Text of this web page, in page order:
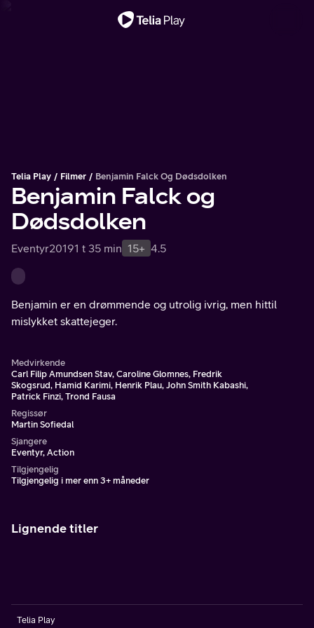
Telia Play Filmer Benjamin Falck Og Dødsdolken
Benjamin Falck og
Dødsdolken
Eventyr20191 t 35 min 15+ 4.5
Benjamin er en drømmende og utrolig ivrig, men hittil
mislykket skattejeger.
Medvirkende
Carl Filip Amundsen Stav, Caroline Glomnes, Fredrik
Skogsrud, Hamid Karimi, Henrik Plau, John Smith Kabashi,
Patrick Finzi, Trond Fausa
Regissør
Martin Sofiedal
Sjangere
Eventyr, Action
Tilgjengelig
Tilgjengelig i mer enn 3+ måneder
Lignende titler
Telia Play